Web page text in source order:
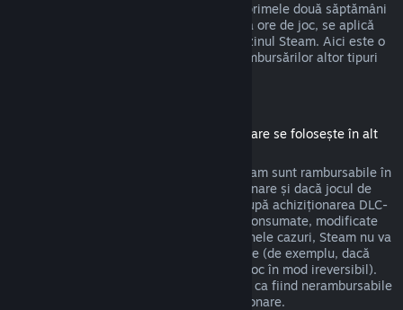
Oferta de rambursare Steam, valabilă în primele două săptămâni
de la achiziție și pentru mai puțin de două ore de joc, se aplică
jocurilor și aplicațiilor software din magazinul Steam. Aici este o
prezentare a modului de funcționare a rambursărilor altor tipuri
(Conținut disponibil în magazinul Steam care se folosește în alt
DLC-urile achiziționate din magazinul Steam sunt rambursabile în
termen de paisprezece zile de la achiziționare și dacă jocul de
bază a fost jucat mai puțin de două ore după achiziționarea DLC-
urilor, deci cât timp DLC-urile nu au fost consumate, modificate
sau transferate. Te rugăm să reții că, în unele cazuri, Steam nu va
putea oferi rambursări pentru DLC-uri terțe (de exemplu, dacă
DLC-urile cresc nivelul unui personaj din joc în mod ireversibil).
Aceste excepții vor fi marcate în mod clar ca fiind nerambursabile
pe pagina din magazin înainte de achiziționare.